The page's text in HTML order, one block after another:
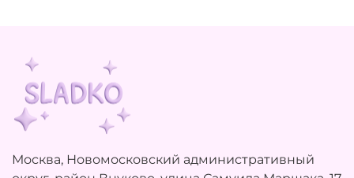
Москва, Новомосковский административный